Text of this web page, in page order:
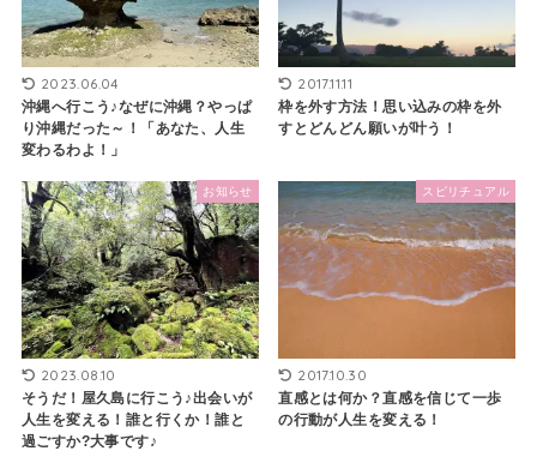
2023.06.04
沖縄へ行こう♪なぜに沖縄？やっぱ
り沖縄だった～！「あなた、人生
変わるわよ！」
2017.11.11
枠を外す方法！思い込みの枠を外
すとどんどん願いが叶う！
お知らせ
2023.08.10
そうだ！屋久島に行こう♪出会いが
人生を変える！誰と行くか！誰と
過ごすか?大事です♪
スピリチュアル
2017.10.30
直感とは何か？直感を信じて一歩
の行動が人生を変える！